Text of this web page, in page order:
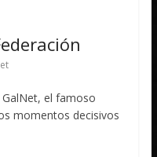
GalNet, el famoso
momentos decisivos